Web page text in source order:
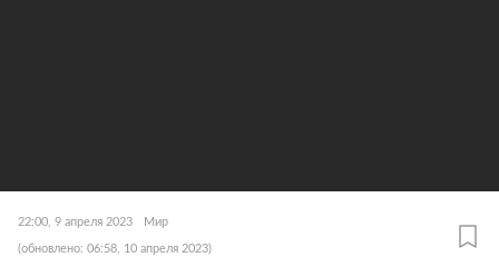
22:00, 9 апреля 2023 Мир
(обновлено: 06:58, 10 апреля 2023)